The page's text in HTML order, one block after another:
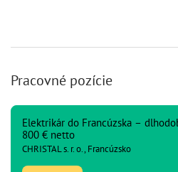
Pracovné pozície
Elektrikár do Francúzska –
800 € netto
CHRISTAL s. r. o., Francúzsko